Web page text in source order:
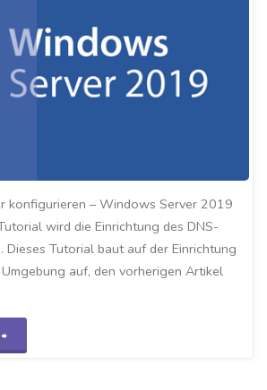
konfigurieren – Windows Server 2019
wird die Einrichtung des DNS-
Dieses Tutorial baut auf der Einrichtung
auf, den vorherigen Artikel
"DNS